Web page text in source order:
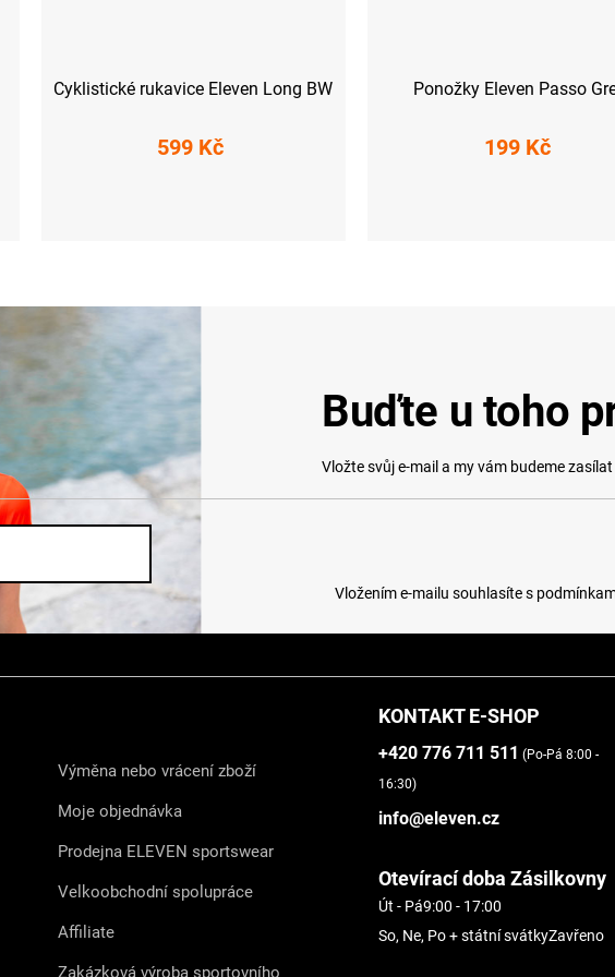
Cyklistické rukavice Eleven Long BW
599 Kč
Ponožky Eleven Passo
199 Kč
Buďte u toho
Vložte svůj e-mail a my vám budeme
Vložením e-mailu souhlasíte s
Výměna nebo vrácení zboží
Moje objednávka
Prodejna ELEVEN sportswear
Velkoobchodní spolupráce
Affiliate
Zakázková výroba sportovního
KONTAKT E-SHOP
+420 776 711 511 (Po-Pá 8:00 -
16:30)
info@eleven.cz
Otevírací doba Zásilkovny
Út - Pá9:00 - 17:00
So, Ne, Po + státní svátkyZavřeno